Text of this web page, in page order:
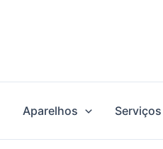
Aparelhos Serviços